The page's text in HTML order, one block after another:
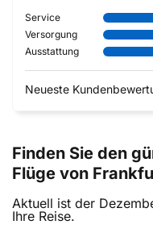
Service
Versorgung
Ausstattung
Neueste
Finden Sie den
Flüge von
Aktuell ist der
Ihre Reise.